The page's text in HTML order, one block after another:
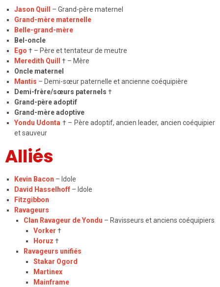
Jason Quill
– Grand-père maternel
Grand-mère maternelle
Belle-grand-mère
Bel-oncle
Ego † – Père et tentateur de meutre
Meredith Quill
† – Mère
Oncle maternel
Mantis – Demi-sœur paternelle et ancienne coéquipière
Demi-frère/sœurs paternels†
Grand-père adoptif
Grand-mère adoptive
Yondu Udonta † – Père adoptif, ancien leader, ancien coéquipier
et sauveur
Alliés
Kevin Bacon – Idole
David Hasselhoff – Idole
Fitzgibbon
Ravageurs
Clan Ravageur de Yondu – Ravisseurs et anciens coéquipiers
Vorker †
Horuz †
Ravageurs unifiés
Stakar Ogord
Martinex
Mainframe